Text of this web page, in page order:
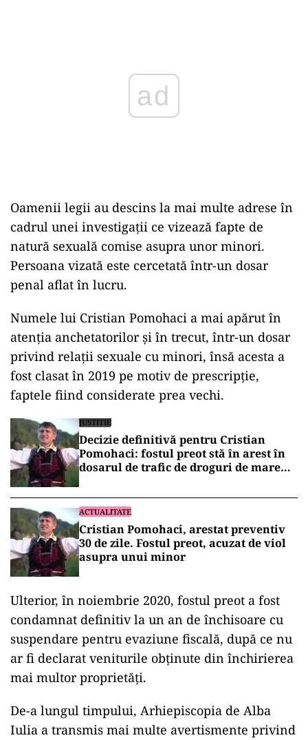
Oamenii legii au descins la mai multe adrese în
cadrul unei investigații ce vizează fapte de
natură sexuală comise asupra unor minori.
Persoana vizată este cercetată într-un dosar
penal aflat în lucru.
Numele lui Cristian Pomohaci a mai apărut în
atenția anchetatorilor și în trecut, într-un dosar
privind relații sexuale cu minori, însă acesta a
fost clasat în 2019 pe motiv de prescripție,
faptele fiind considerate prea vechi.
JUSTITIE
Decizie definitivă pentru Cristian
Pomohaci: fostul preot stă în arest în
dosarul de trafic de droguri de mare
ACTUALITATE
Cristian Pomohaci, arestat preventiv
30 de zile. Fostul preot, acuzat de viol
asupra unui minor
Ulterior, în noiembrie 2020, fostul preot a fost
condamnat definitiv la un an de închisoare cu
suspendare pentru evaziune fiscală, după ce nu
ar fi declarat veniturile obținute din închirierea
mai multor proprietăți.
De-a lungul timpului, Arhiepiscopia de Alba
Iulia a transmis mai multe avertismente privind